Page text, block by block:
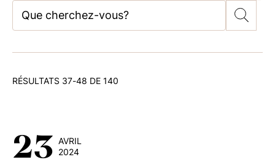
RÉSULTATS 37-48 DE 140
23 AVRIL
2024